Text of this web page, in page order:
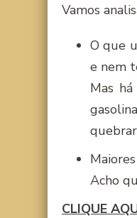
Vamos
O que
e nem
Mas
Acho
CLIQUE